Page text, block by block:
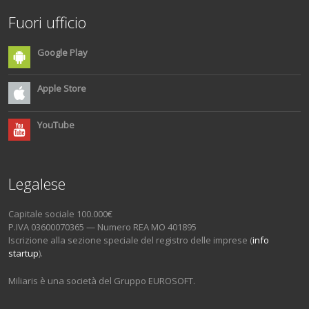
Fuori ufficio
Google Play
Apple Store
YouTube
Legalese
Capitale sociale 100.000€
P.IVA 03600070365 — Numero REA MO 401895
Iscrizione alla sezione speciale del registro delle imprese (info
startup).
Miliaris è una società del Gruppo EUROSOFT.